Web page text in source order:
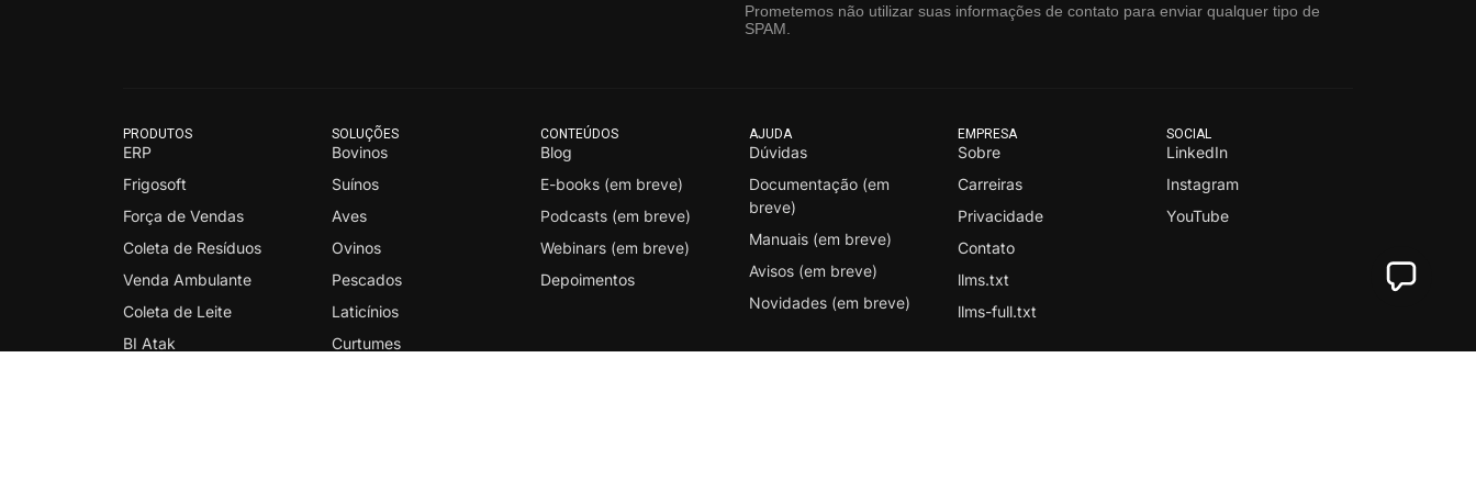
Prometemos não utilizar suas informações de contato para enviar qualquer tipo de
SPAM.
PRODUTOS
ERP
Frigosoft
Força de Vendas
Coleta de Resíduos
Venda Ambulante
Coleta de Leite
BI Atak
SOLUÇÕES
Bovinos
Suínos
Aves
Ovinos
Pescados
Laticínios
Curtumes
CONTEÚDOS
Blog
E-books (em breve)
Podcasts (em breve)
Webinars (em breve)
Depoimentos
AJUDA
Dúvidas
Documentação (em
breve)
Manuais (em breve)
Avisos (em breve)
Novidades (em breve)
EMPRESA
Sobre
Carreiras
Privacidade
Contato
llms.txt
llms-full.txt
SOCIAL
LinkedIn
Instagram
YouTube